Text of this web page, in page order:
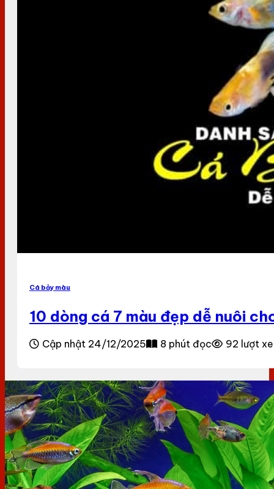
Cá bảy màu
10 dòng cá 7 màu đẹp dễ nuôi
Cập nhật 24/12/2025 8 phút đọc 92 lượt